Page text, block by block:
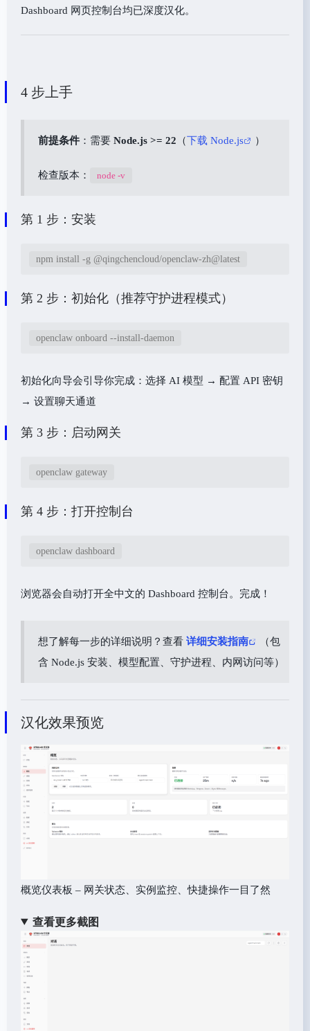
Dashboard 网页控制台均已深度汉化。
4 步上手
前提条件 ：需要 Node.js >= 22 （下载 Node.js ）
检查版本： node -v
第 1 步：安装
npm install -g @qingchencloud/openclaw-zh@latest
第 2 步：初始化（推荐守护进程模式）
openclaw onboard --install-daemon
初始化向导会引导你完成：选择 AI 模型 → 配置 API 密钥
→ 设置聊天通道
第 3 步：启动网关
openclaw gateway
第 4 步：打开控制台
openclaw dashboard
浏览器会自动打开全中文的 Dashboard 控制台。完成！
想了解每一步的详细说明？查看 详细安装指南
（包
含 Node.js 安装、模型配置、守护进程、内网访问等）
汉化效果预览
概览仪表板 – 网关状态、实例监控、快捷操作一目了然
查看更多截图